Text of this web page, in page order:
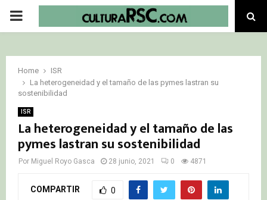
PRIMARY
Home
ISR
La heterogeneidad y el tamaño de las pymes lastran su
sostenibilidad
ISR
La heterogeneidad y el tamaño de las
pymes lastran su sostenibilidad
Por Miguel Royo Gasca 28 junio, 2021 0 4871
COMPARTIR 0